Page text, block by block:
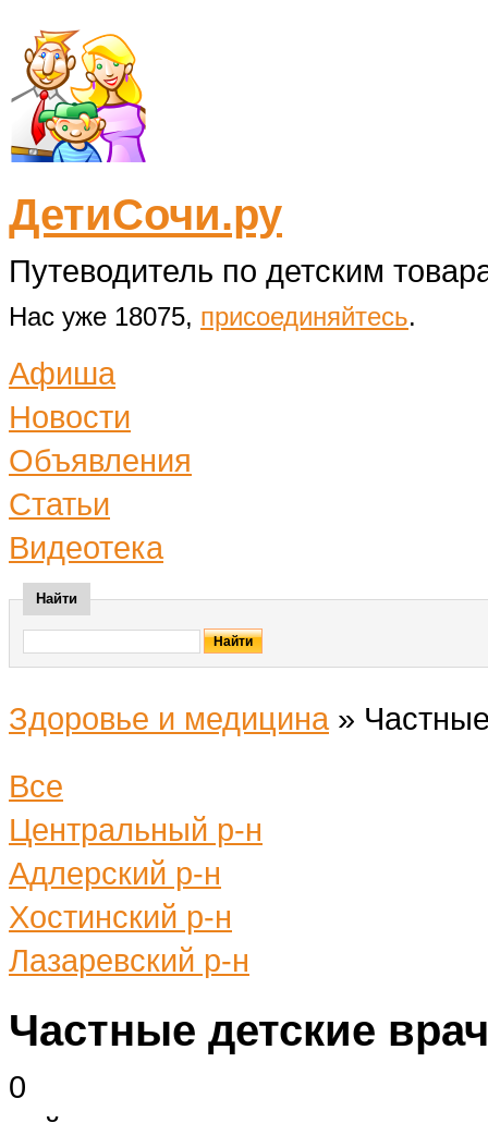
ДетиСочи.ру
Путеводитель по детским
Нас уже 18075, присоединяйтесь.
Афиша
Новости
Объявления
Статьи
Видеотека
Найти
Здоровье и медицина »
Все
Центральный р-н
Адлерский р-н
Хостинский р-н
Лазаревский р-н
Частные детские
0